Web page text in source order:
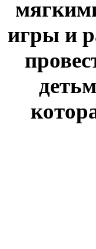
игры и